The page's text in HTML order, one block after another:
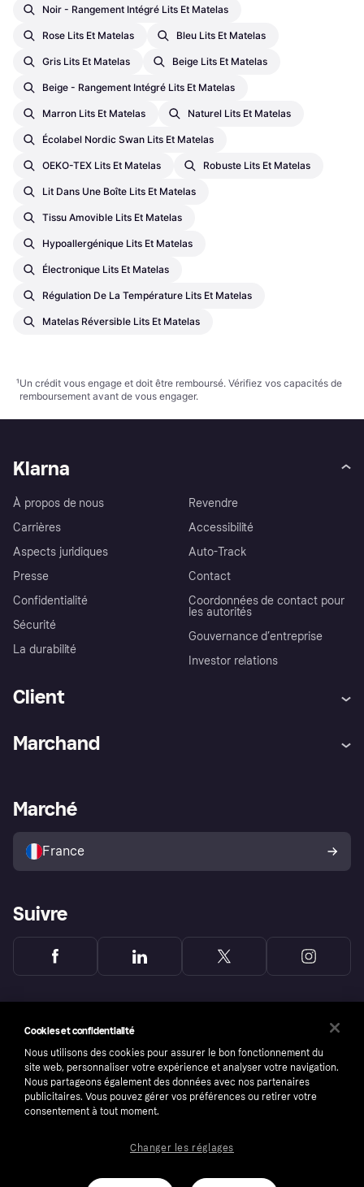
Noir - Rangement Intégré Lits Et Matelas
Rose Lits Et Matelas Bleu Lits Et Matelas
Gris Lits Et Matelas Beige Lits Et Matelas
Beige - Rangement Intégré Lits Et Matelas
Marron Lits Et Matelas Naturel Lits Et Matelas
Écolabel Nordic Swan Lits Et Matelas
OEKO-TEX Lits Et Matelas Robuste Lits Et Matelas
Lit Dans Une Boîte Lits Et Matelas
Tissu Amovible Lits Et Matelas
Hypoallergénique Lits Et Matelas
Électronique Lits Et Matelas
Régulation De La Température Lits Et Matelas
Matelas Réversible Lits Et Matelas
¹Un crédit vous engage et doit être remboursé. Vérifiez vos capacités de
remboursement avant de vous engager.
Klarna
À propos de nous
Carrières
Aspects juridiques
Presse
Confidentialité
Sécurité
La durabilité
Revendre
Accessibilité
Auto-Track
Contact
Coordonnées de contact pour
les autorités
Gouvernance d’entreprise
Investor relations
Client
Explorez les magasins
Politique de protection de
l’acheteur Klarna
Marchand
Portail Marchand
Marché
France
Suivre
number: 556737-0431
Cookies et confidentialité
Nous utilisons des cookies pour assurer le bon fonctionnement du
site web, personnaliser votre expérience et analyser votre navigation.
Nous partageons également des données avec nos partenaires
publicitaires. Vous pouvez gérer vos préférences ou retirer votre
consentement à tout moment.
Changer les réglages